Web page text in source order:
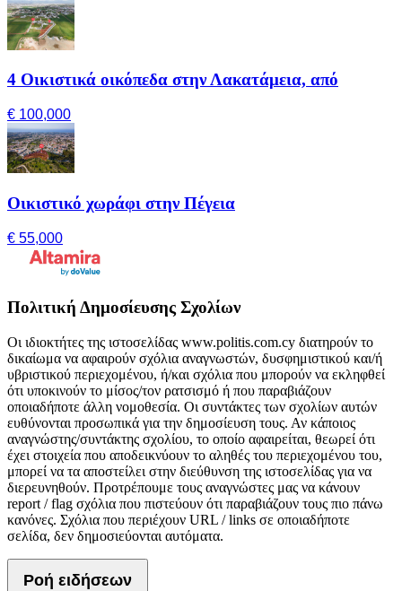
4 Οικιστικά οικόπεδα στην Λακατάμεια, από
€ 100,000
Οικιστικό χωράφι στην Πέγεια
€ 55,000
Πολιτική Δημοσίευσης Σχολίων
Οι ιδιοκτήτες της ιστοσελίδας www.politis.com.cy διατηρούν το
δικαίωμα να αφαιρούν σχόλια αναγνωστών, δυσφημιστικού και/ή
υβριστικού περιεχομένου, ή/και σχόλια που μπορούν να εκληφθεί
ότι υποκινούν το μίσος/τον ρατσισμό ή που παραβιάζουν
οποιαδήποτε άλλη νομοθεσία. Οι συντάκτες των σχολίων αυτών
ευθύνονται προσωπικά για την δημοσίευση τους. Αν κάποιος
αναγνώστης/συντάκτης σχολίου, το οποίο αφαιρείται, θεωρεί ότι
έχει στοιχεία που αποδεικνύουν το αληθές του περιεχομένου του,
μπορεί να τα αποστείλει στην διεύθυνση της ιστοσελίδας για να
διερευνηθούν. Προτρέπουμε τους αναγνώστες μας να κάνουν
report / flag σχόλια που πιστεύουν ότι παραβιάζουν τους πιο πάνω
κανόνες. Σχόλια που περιέχουν URL / links σε οποιαδήποτε
σελίδα, δεν δημοσιεύονται αυτόματα.
Ροή ειδήσεων